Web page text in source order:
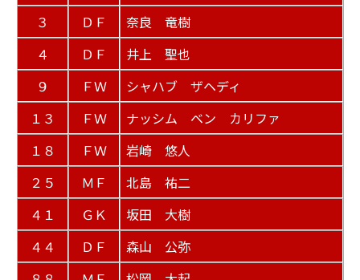
３
ＤＦ
奈良 竜樹
４
ＤＦ
井上 聖也
９
ＦＷ
シャハブ ザヘディ
１３
ＦＷ
ナッシム ベン カリファ
１８
ＦＷ
岩崎 悠人
２５
ＭＦ
北島 祐二
４１
ＧＫ
坂田 大樹
４４
ＤＦ
森山 公弥